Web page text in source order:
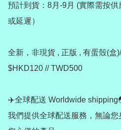
預計到貨：8月-9月 (實際需按
或延遲）
全新，非現貨 , 正版 , 有蛋殼(盒
$HKD120 // TWD500
✈️全球配送 Worldwide
我們提供全球配送服務，無論您